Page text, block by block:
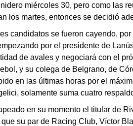
miércoles 30, pero como las
los martes, entonces se decidió
candidatos se fueron cayendo,
por el presidente de
de avales y negociará con el
y su colega de Belgrano, de
en las últimas horas por el
solamente suma cuatro
en su momento el titular de
su par de Racing Club, Víctor